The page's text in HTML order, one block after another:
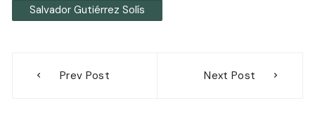
Salvador Gutiérrez Solís
Prev Post Next Post